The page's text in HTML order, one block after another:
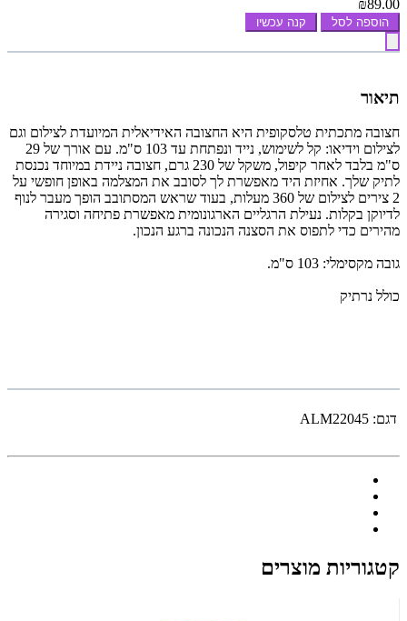
₪89.00
הוספה לסל קנה עכשיו
תיאור
חצובה מתכתית טלסקופית היא החצובה האידיאלית המיועדת לצילום וגם
לצילום וידיאו: קל לשימוש, נייד ונפתחת עד 103 ס"מ. עם אורך של 29
ס"מ בלבד לאחר קיפול, משקל של 230 גרם, חצובה ניידת במיוחד נכנסת
לתיק שלך. אחיזת היד מאפשרת לך לסובב את המצלמה באופן חופשי על
2 צירים לצילום של 360 מעלות, בעוד שראש המסתובב הופך מעבר לנוף
לדיוקן בקלות. נעילת הרגליים הארגונומית מאפשרת פתיחה וסגירה
מהירים כדי לתפוס את הסצנה הנכונה ברגע הנכון.
גובה מקסימלי: 103 ס"מ.
כולל נרתיק
דגם: ALM22045
קטגוריות מוצרים